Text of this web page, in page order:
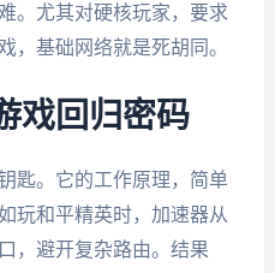
。尤其对硬核玩家，要求
，基础网络就是死胡同。
戏回归密码
匙。它的工作原理，简单
玩和平精英时，加速器从
，避开复杂路由。结果